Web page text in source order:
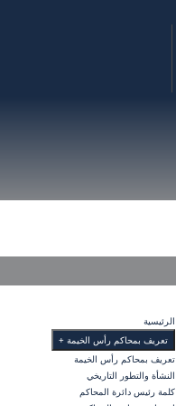
الرئيسية
تعريف بمحاكم رأس الخيمة +
تعريف بمحاكم رأس الخيمة
النشأة والتطور التاريخي
كلمة رئيس دائرة المحاكم